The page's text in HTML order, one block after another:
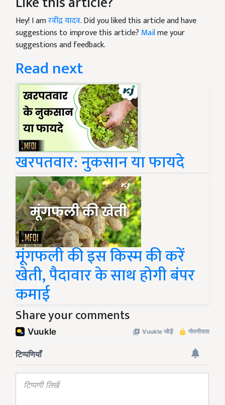
Hey! I amरवींद्र यादव. Did you liked this article and have
suggestions to improve this article? Mailme your
suggestions and feedback.
Read next
खरपतवार: नुकसान या फायदे
मूंगफली की इस किस्म की करें
खेती, पैदावार के साथ होगी बंपर
कमाई
Share your comments